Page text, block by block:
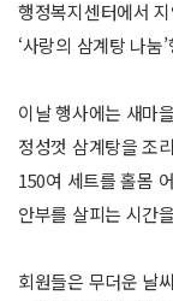
행정복지센터에서
‘사랑의 삼계탕 나눔
이날 행사에는 새마
정성껏 삼계탕을 조
150여 세트를 홀몸
안부를 살피는 시간
회원들은 무더운 날